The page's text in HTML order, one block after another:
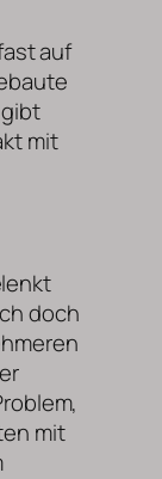
auf
mit
doch
mit